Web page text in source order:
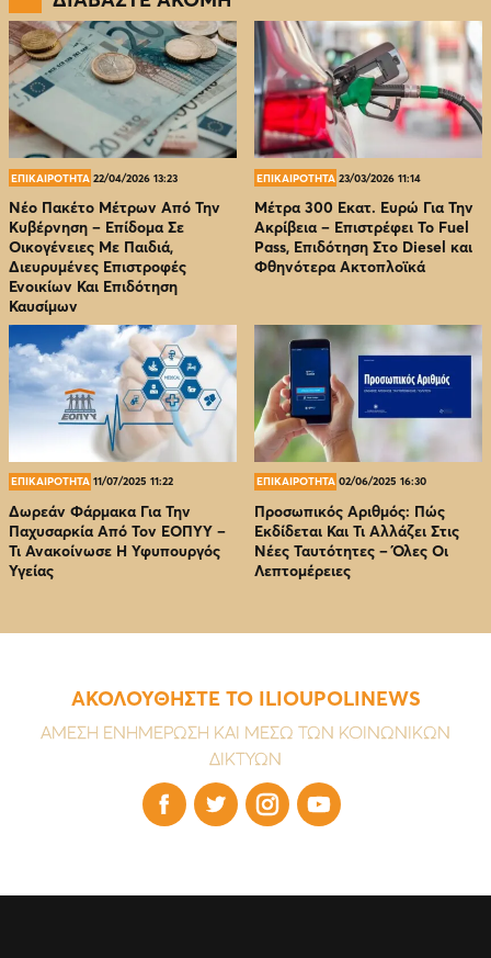
ΕΠΙΚΑΙΡΟΤΗΤΑ 22/04/2026 13:23
Νέο Πακέτο Μέτρων Από Την
Κυβέρνηση – Επίδομα Σε
Οικογένειες Με Παιδιά,
Διευρυμένες Επιστροφές
Ενοικίων Και Επιδότηση
Καυσίμων
ΕΠΙΚΑΙΡΟΤΗΤΑ 23/03/2026 11:14
Μέτρα 300 Εκατ. Ευρώ Για Την
Ακρίβεια – Επιστρέφει Το Fuel
Pass, Επιδότηση Στο Diesel και
Φθηνότερα Ακτοπλοϊκά
ΕΠΙΚΑΙΡΟΤΗΤΑ 11/07/2025 11:22
Δωρεάν Φάρμακα Για Την
Παχυσαρκία Από Τον EOΠΥΥ –
Τι Ανακοίνωσε Η Υφυπουργός
Υγείας
ΕΠΙΚΑΙΡΟΤΗΤΑ 02/06/2025 16:30
Προσωπικός Αριθμός: Πώς
Εκδίδεται Και Τι Αλλάζει Στις
Νέες Ταυτότητες – Όλες Οι
Λεπτομέρειες
ΑΚΟΛΟΥΘΗΣΤΕ ΤΟ ILIOUPOLINEWS
ΑΜΕΣΗ ΕΝΗΜΕΡΩΣΗ ΚΑΙ ΜΕΣΩ ΤΩΝ ΚΟΙΝΩΝΙΚΩΝ
ΔΙΚΤΥΩΝ
   